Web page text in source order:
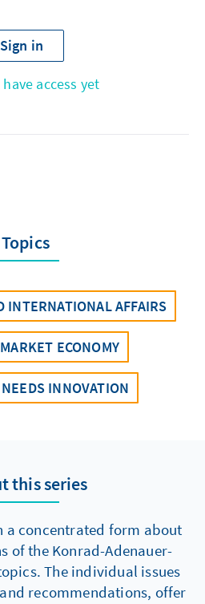
Sign in
access yet
Topics
INTERNATIONAL AFFAIRS
ECONOMY
INNOVATION
this series
a concentrated form about
of the Konrad-Adenauer-
The individual issues
recommendations, offer